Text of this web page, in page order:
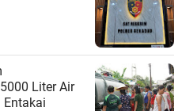
Liter Air
Entakai